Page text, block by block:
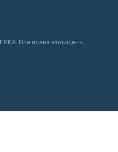
Все права защищены.